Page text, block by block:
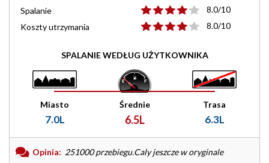
Spalanie
8.0/10
Koszty utrzymania
8.0/10
SPALANIE WEDŁUG UŻYTKOWNIKA
Miasto
7.0L
Średnie
6.5L
Trasa
6.3L
Opinia: 251000 przebiegu.Caly jeszcze w oryginale